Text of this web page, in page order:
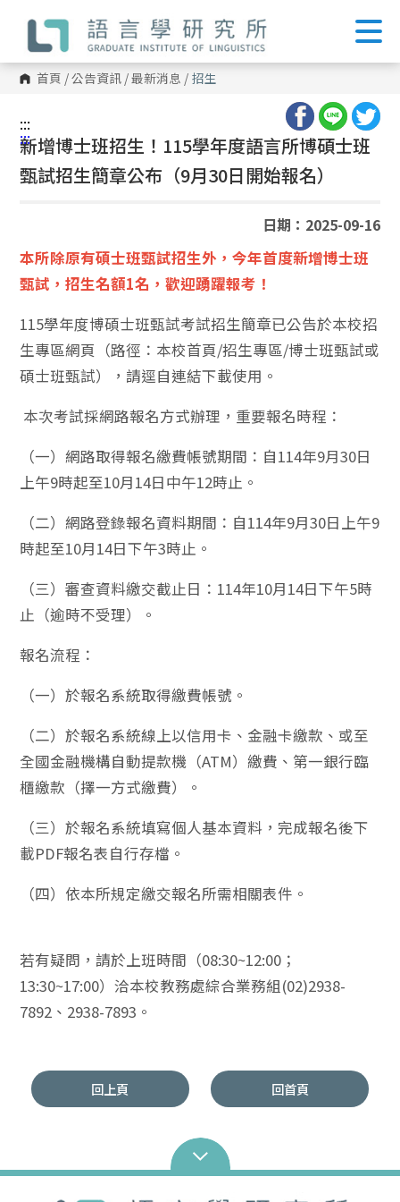
內
容 首頁 /公告資訊 /最新消息 / 招生
:::
:::
新增博士班招生！115學年度語言所博碩士班
甄試招生簡章公布（9月30日開始報名）
日期：2025-09-16
本所除原有碩士班甄試招生外，今年首度新增博士班
甄試，招生名額1名，歡迎踴躍報考！
115學年度博碩士班甄試考試招生簡章已公告於本校招
生專區網頁（路徑：本校首頁/招生專區/博士班甄試或
碩士班甄試），請逕自連結下載使用。
本次考試採網路報名方式辦理，重要報名時程：
（一）網路取得報名繳費帳號期間：自114年9月30日
上午9時起至10月14日中午12時止。
（二）網路登錄報名資料期間：自114年9月30日上午9
時起至10月14日下午3時止。
（三）審查資料繳交截止日：114年10月14日下午5時
止（逾時不受理）。
報名流程：
（一）於報名系統取得繳費帳號。
（二）於報名系統線上以信用卡、金融卡繳款、或至
全國金融機構自動提款機（ATM）繳費、第一銀行臨
櫃繳款（擇一方式繳費）。
（三）於報名系統填寫個人基本資料，完成報名後下
載PDF報名表自行存檔。
（四）依本所規定繳交報名所需相關表件。
若有疑問，請於上班時間（08:30~12:00；
13:30~17:00）洽本校教務處綜合業務組(02)2938-
7892、2938-7893。
回上頁 回首頁